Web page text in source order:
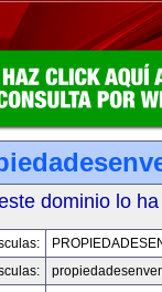
dominio lo